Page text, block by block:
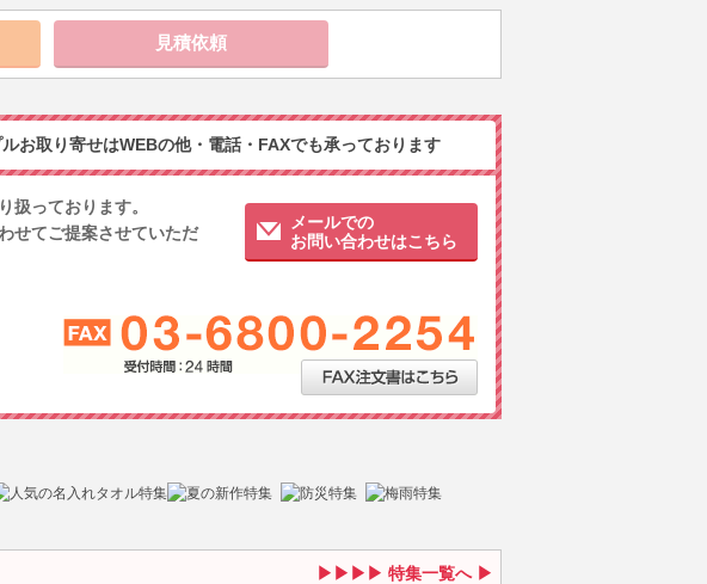
お取り寄せはWEBの他・電話・FAXでも承っております
扱っております。
せてご提案させていただ
メールでの
お問い合わせはこちら
特集一覧へ